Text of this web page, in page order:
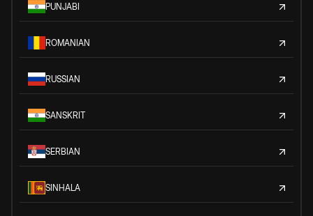
PUNJABI
ROMANIAN
RUSSIAN
SANSKRIT
SERBIAN
SINHALA